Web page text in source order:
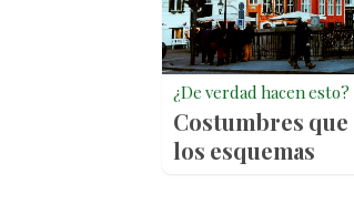
¿De verdad hacen esto?
Costumbres
los esquemas